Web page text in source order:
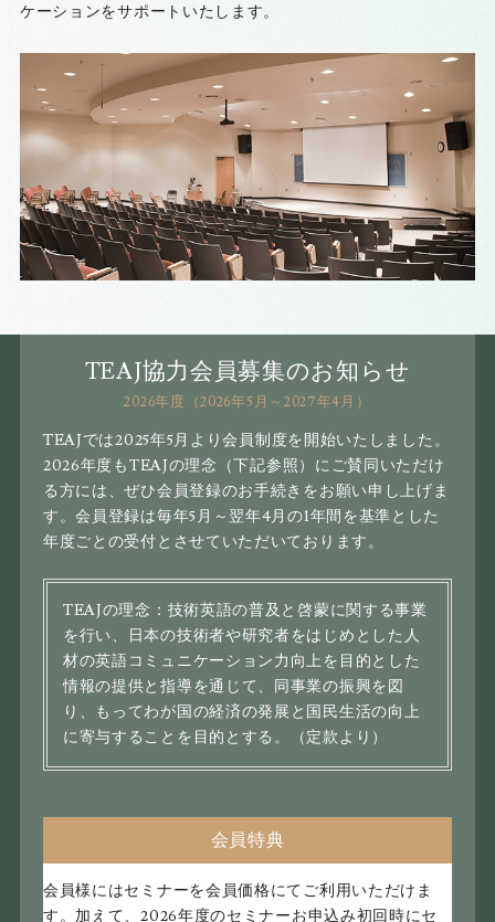
ケーションをサポートいたします。
TEAJ協力会員募集のお知らせ
2026年度（2026年5月～2027年4月）
TEAJでは2025年5月より会員制度を開始いたしました。
2026年度もTEAJの理念（下記参照）にご賛同いただけ
る方には、ぜひ会員登録のお手続きをお願い申し上げま
す。会員登録は毎年5月～翌年4月の1年間を基準とした
年度ごとの受付とさせていただいております。
TEAJの理念：技術英語の普及と啓蒙に関する事業
を行い、日本の技術者や研究者をはじめとした人
材の英語コミュニケーション力向上を目的とした
情報の提供と指導を通じて、同事業の振興を図
り、もってわが国の経済の発展と国民生活の向上
に寄与することを目的とする。（定款より）
会員特典
会員様にはセミナーを会員価格にてご利用いただけま
す。加えて、2026年度のセミナーお申込み初回時にセ